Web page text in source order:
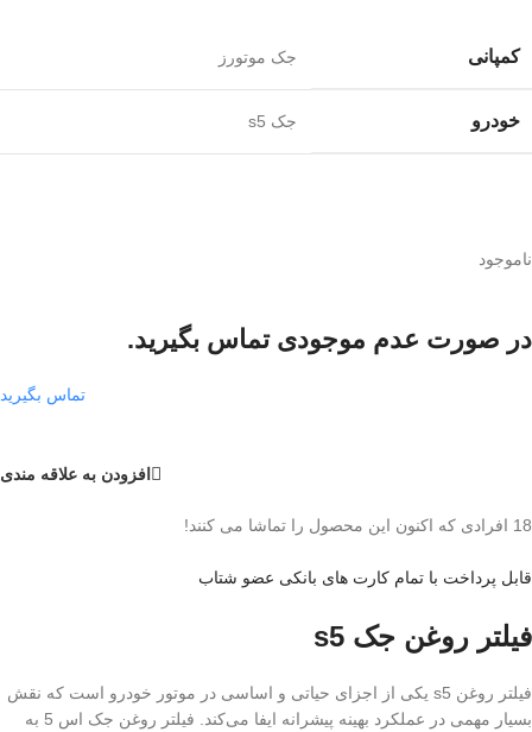
کمپانی جک موتورز
خودرو جک s5
ناموجود
در صورت عدم موجودی تماس بگیرید.
تماس بگیرید
افزودن به علاقه مندی
18 افرادی که اکنون این محصول را تماشا می کنند!
قابل پرداخت با تمام کارت های بانکی عضو شتاب
فیلتر روغن جک s5
فیلتر روغن s5 یکی از اجزای حیاتی و اساسی در موتور خودرو است که نقش
بسیار مهمی در عملکرد بهینه پیشرانه ایفا می‌کند. فیلتر روغن جک اس 5 به